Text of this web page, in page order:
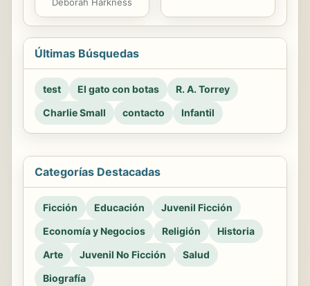
Últimas Búsquedas
test El gato con botas
R. A. Torrey
Charlie Small
contacto Infantil
Categorías Destacadas
Ficción Educación
Juvenil Ficción
Economía y Negocios
Religión
Historia
Arte
Juvenil No Ficción
Salud
Biografía